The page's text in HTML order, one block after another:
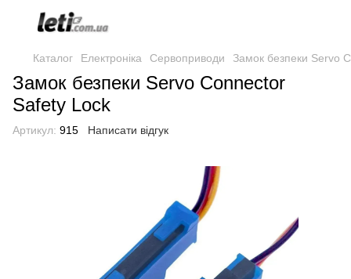
Каталог Електроніка Сервоприводи Замок безпеки Servo
Замок безпеки Servo Connector
Safety Lock
Артикул: 915 Написати відгук